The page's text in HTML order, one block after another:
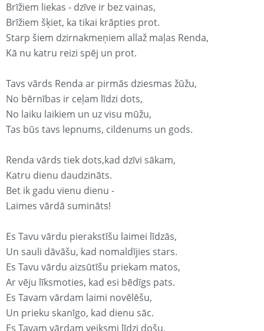
Brīžiem liekas - dzīve ir bez vainas,
Brīžiem šķiet, ka tikai krāpties prot.
Starp šiem dzirnakmeņiem allaž maļas Renda,
Kā nu katru reizi spēj un prot.
Tavs vārds Renda ar pirmās dziesmas žūžu,
No bērnības ir ceļam līdzi dots,
No laiku laikiem un uz visu mūžu,
Tas būs tavs lepnums, cildenums un gods.
Renda vārds tiek dots,kad dzīvi sākam,
Katru dienu daudzināts.
Bet ik gadu vienu dienu -
Laimes vārdā sumināts!
Es Tavu vārdu pierakstīšu laimei līdzās,
Un sauli dāvāšu, kad nomaldījies stars.
Es Tavu vārdu aizsūtīšu priekam matos,
Ar vēju līksmoties, kad esi bēdīgs pats.
Es Tavam vārdam laimi novēlēšu,
Un prieku skanīgo, kad dienu sāc.
Es Tavam vārdam veiksmi līdzi došu,